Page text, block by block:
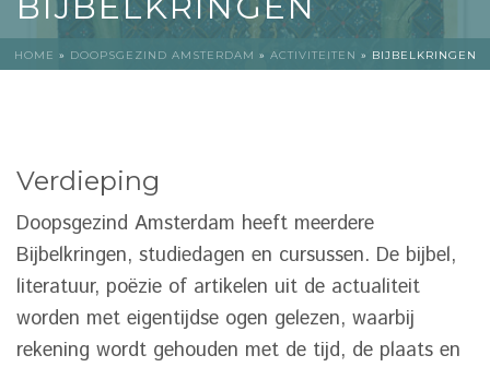
HOME » DOOPSGEZIND AMSTERDAM » ACTIVITEITEN » BIJBELKRINGEN
Verdieping
Doopsgezind Amsterdam heeft meerdere
Bijbelkringen, studiedagen en cursussen. De bijbel,
literatuur, poëzie of artikelen uit de actualiteit
worden met eigentijdse ogen gelezen, waarbij
rekening wordt gehouden met de tijd, de plaats en